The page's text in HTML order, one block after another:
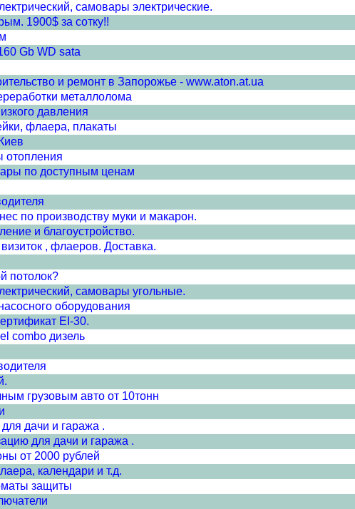
самовары электрические.
1900$ за сотку!!
Gb WD sata
и ремонт в Запорожье - www.aton.at.ua
металлолома
давления
флаера, плакаты
отопления
по доступным ценам
по производству муки и макарон.
и благоустройство.
, флаеров. Доставка.
потолок?
самовары угольные.
оборудования
EI-30.
combo дизель
грузовым авто от 10тонн
дачи и гаража .
для дачи и гаража .
от 2000 рублей
календари и т.д.
защиты